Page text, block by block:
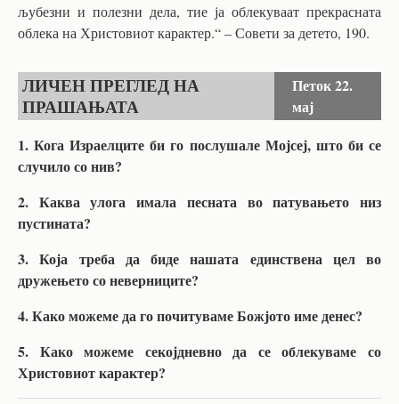
љубезни и полезни дела, тие ја облекуваат прекрасната
облека на Христовиот карактер.“ – Совети за детето, 190.
ЛИЧЕН ПРЕГЛЕД НА
ПРАШАЊАТА
Петок22.
мај
1. Кога Израелците би го послушале Мојсеј, што би се
случило со нив?
2. Каква улога имала песната во патувањето низ
пустината?
3. Која треба да биде нашата единствена цел во
дружењето со неверниците?
4. Како можеме да го почитуваме Божјото име денес?
5. Како можеме секојдневно да се облекуваме со
Христовиот карактер?